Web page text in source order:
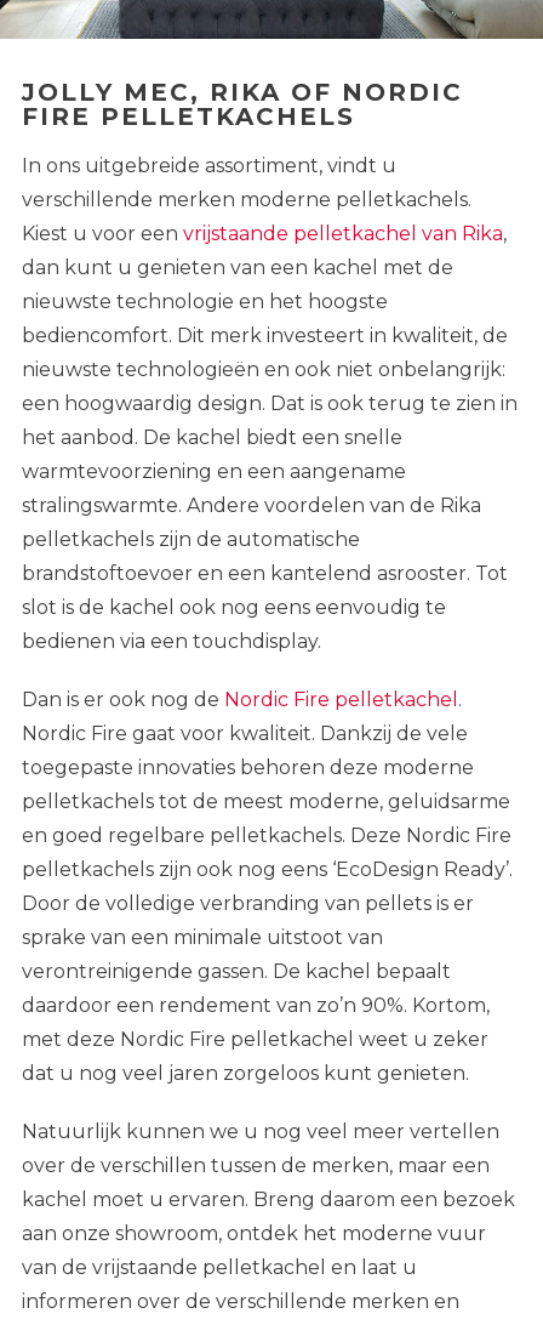
JOLLY MEC, RIKA OF NORDIC
FIRE PELLETKACHELS
In ons uitgebreide assortiment, vindt u
verschillende merken moderne pelletkachels.
Kiest u voor een vrijstaande pelletkachel van Rika,
dan kunt u genieten van een kachel met de
nieuwste technologie en het hoogste
bediencomfort. Dit merk investeert in kwaliteit, de
nieuwste technologieën en ook niet onbelangrijk:
een hoogwaardig design. Dat is ook terug te zien in
het aanbod. De kachel biedt een snelle
warmtevoorziening en een aangename
stralingswarmte. Andere voordelen van de Rika
pelletkachels zijn de automatische
brandstoftoevoer en een kantelend asrooster. Tot
slot is de kachel ook nog eens eenvoudig te
bedienen via een touchdisplay.
Dan is er ook nog de Nordic Fire pelletkachel .
Nordic Fire gaat voor kwaliteit. Dankzij de vele
toegepaste innovaties behoren deze moderne
pelletkachels tot de meest moderne, geluidsarme
en goed regelbare pelletkachels. Deze Nordic Fire
pelletkachels zijn ook nog eens ‘EcoDesign Ready’.
Door de volledige verbranding van pellets is er
sprake van een minimale uitstoot van
verontreinigende gassen. De kachel bepaalt
daardoor een rendement van zo’n 90%. Kortom,
met deze Nordic Fire pelletkachel weet u zeker
dat u nog veel jaren zorgeloos kunt genieten.
Natuurlijk kunnen we u nog veel meer vertellen
over de verschillen tussen de merken, maar een
kachel moet u ervaren. Breng daarom een bezoek
aan onze showroom, ontdek het moderne vuur
van de vrijstaande pelletkachel en laat u
informeren over de verschillende merken en